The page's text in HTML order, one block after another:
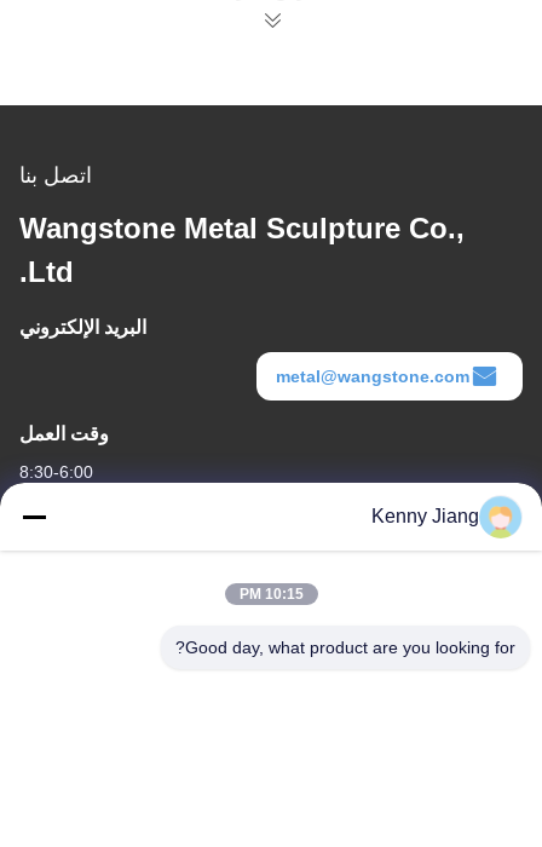
اتصل بنا
Wangstone Metal Sculpture Co.,
Ltd.
البريد الإلكتروني
metal@wangstone.com
وقت العمل
8:30-6:00
عنواننا
الوحدة 701A، رقم 837 وسط شارع قيانبو الثاني، منطقة سيمينغ،
Kenny Jiang
10:15 PM
Good day, what product are you looking for?